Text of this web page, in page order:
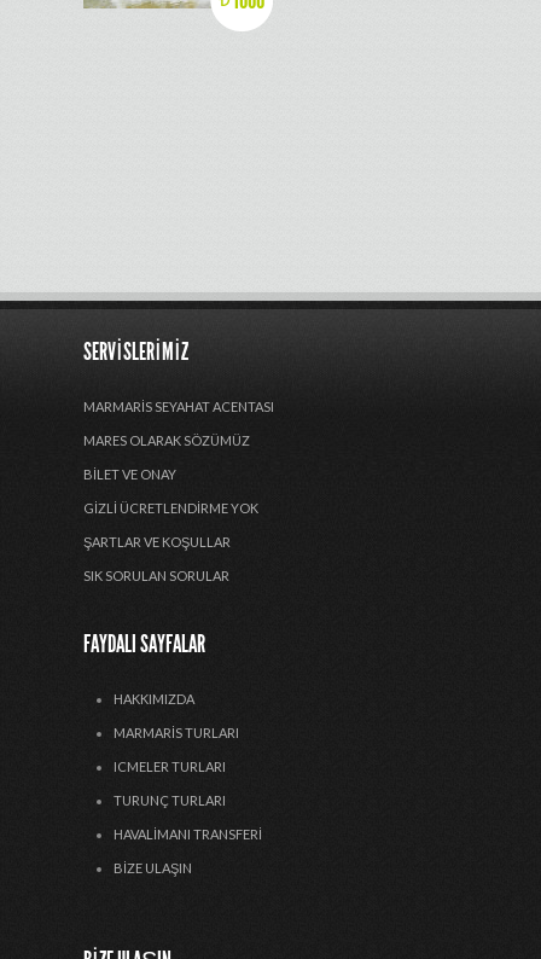
SERVISLERIMIZ
MARMARIS SEYAHAT ACENTASI
MARES OLARAK SÖZÜMÜZ
BILET VE ONAY
GIZLI ÜCRETLENDIRME YOK
ŞARTLAR VE KOŞULLAR
SIK SORULAN SORULAR
FAYDALI SAYFALAR
HAKKIMIZDA
MARMARIS TURLARI
ICMELER TURLARI
TURUNÇ TURLARI
HAVALIMANI TRANSFERI
BIZE ULAŞIN